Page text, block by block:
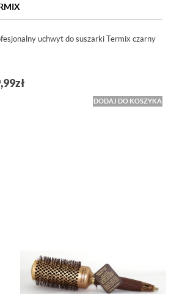
uchwyt do suszarki Termix czarny
zł
DODAJ DO KOSZYKA